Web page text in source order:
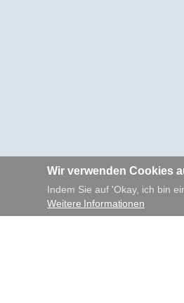
Wir verwenden Cookies
Indem Sie auf 'Okay, ich bin
Weitere Informationen